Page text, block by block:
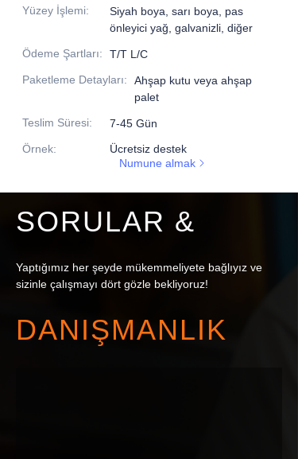
Yüzey İşlemi:
Siyah boya, sarı boya, pas
önleyici yağ, galvanizli, diğer
Ödeme Şartları:
T/T L/C
Paketleme Detayları:
Ahşap kutu veya ahşap
palet
Teslim Süresi:
7-45 Gün
Örnek:
Ücretsiz destek
Numune almak
SORULAR &
Yaptığımız her şeyde mükemmeliyete bağlıyız ve
sizinle çalışmayı dört gözle bekliyoruz!
DANIŞMANLIK